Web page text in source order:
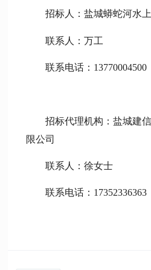
招标人：盐城蟒蛇河水
联系人：万工
联系电话： 13770004500
招标代理机构：盐城建
限公司
联系人：徐女士
联系电话： 17352336363